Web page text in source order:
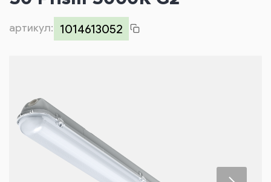
артикул: 1014613052